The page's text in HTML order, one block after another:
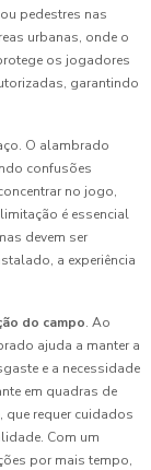
pedestres nas
urbanas, onde o
os jogadores
garantindo
O alambrado
confusões
no jogo,
é essencial
devem ser
a experiência
do campo. Ao
ajuda a manter a
e a necessidade
em quadras de
, que requer cuidados
Com um
por mais tempo,